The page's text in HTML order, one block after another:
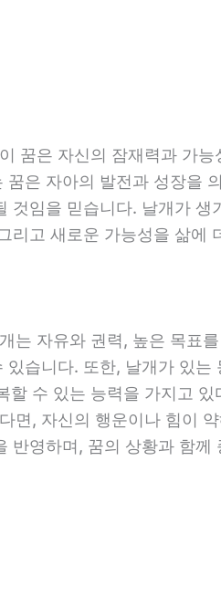
꿈은 자신의 잠재력과 가
은 자아의 발전과 성장을
임을 믿습니다. 날개가 생
고 새로운 가능성을 삶에
는 자유와 권력, 높은 목표
습니다. 또한, 날개가 있는
수 있는 능력을 가지고
면, 자신의 행운이나 힘이
영하며, 꿈의 상황과 함께